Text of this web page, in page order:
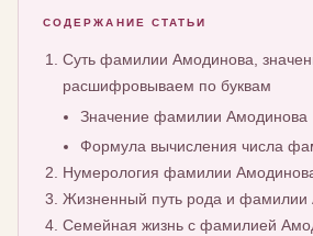
СОДЕРЖАНИЕ СТАТЬИ
Суть фамилии Амодинова,
расшифровываем по буквам
Значение фамилии Амодинова
Формула вычисления числа
Нумерология фамилии
Жизненный путь рода и фамилии
Семейная жизнь с фамилией